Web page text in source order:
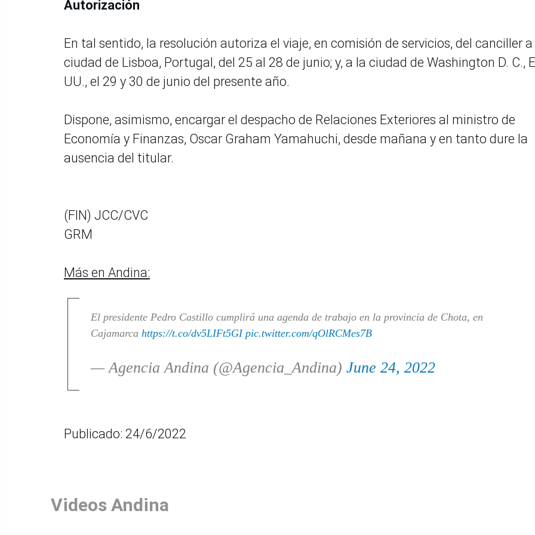
Autorización
En tal sentido, la resolución autoriza el viaje, en comisión de servicios, del canciller a
ciudad de Lisboa, Portugal, del 25 al 28 de junio; y, a la ciudad de Washington D. C.,
UU., el 29 y 30 de junio del presente año.
Dispone, asimismo, encargar el despacho de Relaciones Exteriores al ministro de
Economía y Finanzas, Oscar Graham Yamahuchi, desde mañana y en tanto dure la
ausencia del titular.
(FIN) JCC/CVC
GRM
Más en Andina:
El presidente Pedro Castillo cumplirá una agenda de trabajo en la provincia de Chota, en
Cajamarca https://t.co/dv5LIFt5GI pic.twitter.com/qOlRCMes7B
— Agencia Andina (@Agencia_Andina) June 24, 2022
Publicado: 24/6/2022
Videos Andina